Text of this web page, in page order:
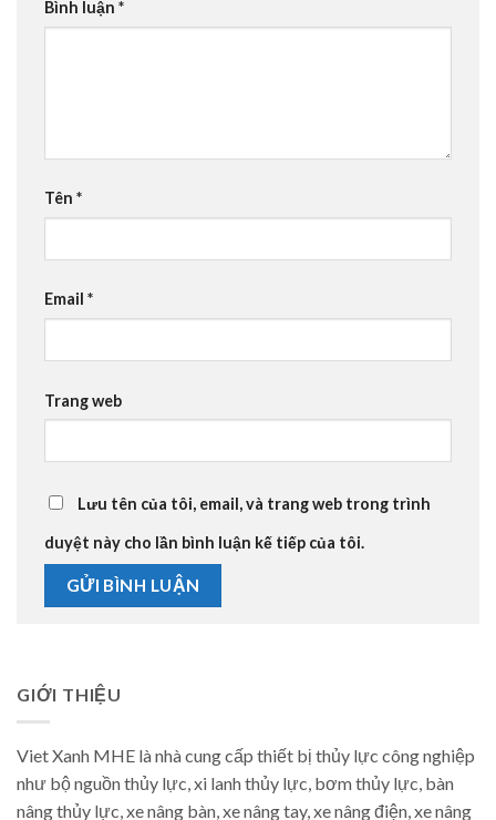
Bình luận *
Tên *
Email *
Trang web
Lưu tên của tôi, email, và trang web trong trình
duyệt này cho lần bình luận kế tiếp của tôi.
GIỚI THIỆU
Viet Xanh MHE là nhà cung cấp thiết bị thủy lực công nghiệp
như bộ nguồn thủy lực, xi lanh thủy lực, bơm thủy lực, bàn
nâng thủy lực, xe nâng bàn, xe nâng tay, xe nâng điện, xe nâng